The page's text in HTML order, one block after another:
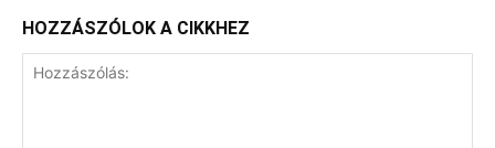
HOZZÁSZÓLOK A CIKKHEZ